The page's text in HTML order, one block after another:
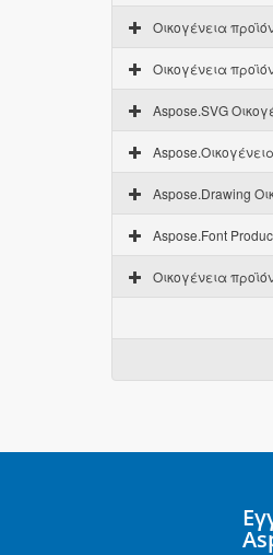
Οικογένεια
Οικογένεια
Aspose.SVG
Aspose.Drawing
Aspose.Font
Οικογένεια